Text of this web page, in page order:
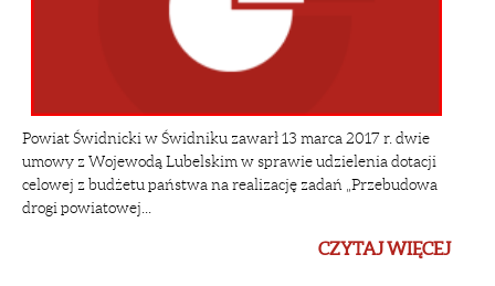
Powiat Świdnicki w Świdniku zawarł 13 marca 2017 r. dwie
umowy z Wojewodą Lubelskim w sprawie udzielenia dotacji
celowej z budżetu państwa na realizację zadań „Przebudowa
drogi powiatowej...
CZYTAJ WIĘCEJ